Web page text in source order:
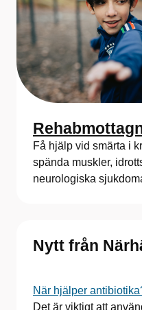
Få hjälp vid smärta i
spända muskler,
neurologiska
Nytt från
När hjälper
Det är viktigt att